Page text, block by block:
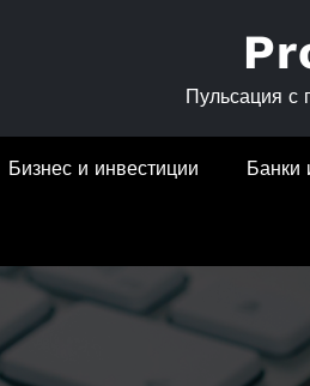
Пульсация с
Бизнес и инвестиции Банки